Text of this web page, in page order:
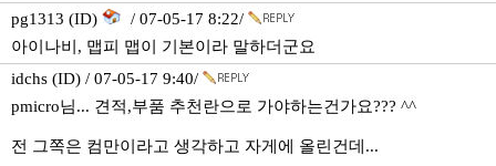
pg1313 (ID)
/ 07-05-17 8:22/
아이나비, 맵피 맵이 기본이라 말하더군요
idchs (ID) / 07-05-17 9:40/
pmicro님... 견적,부품 추천란으로 가야하는건가요??? ^^
전 그쪽은 컴만이라고 생각하고 자게에 올린건데...